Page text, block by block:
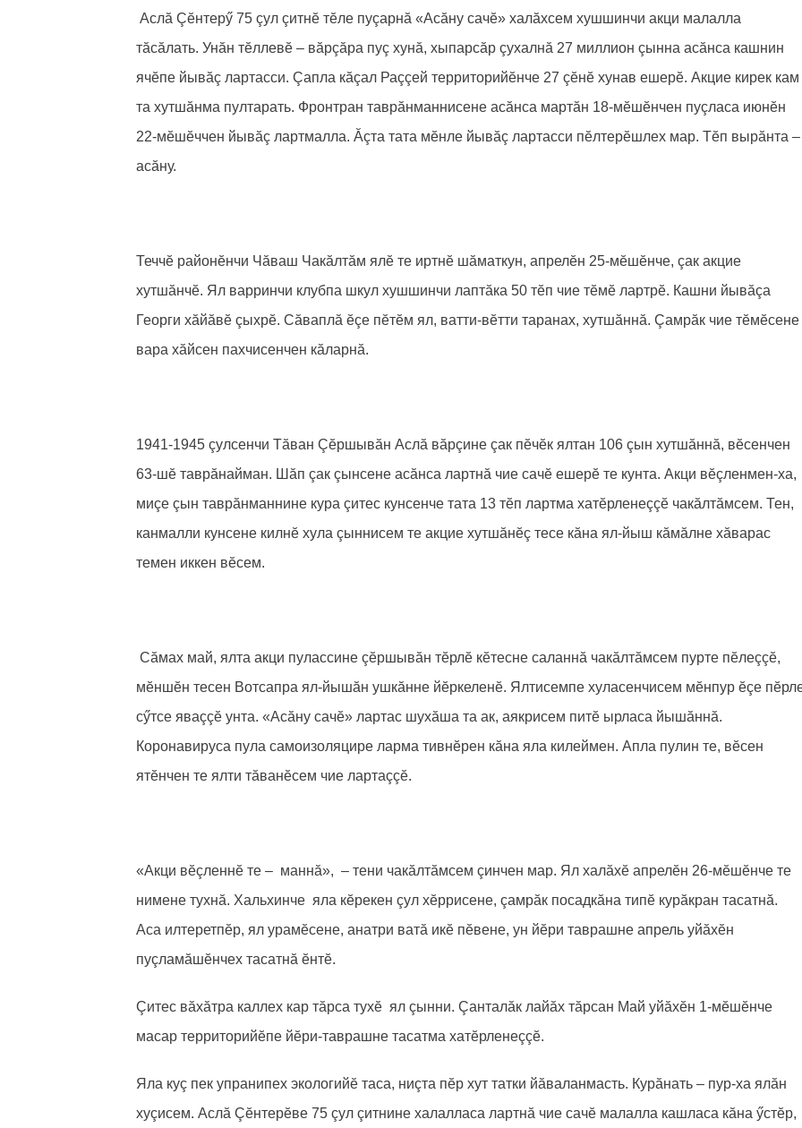
Аслă Çӗнтерӳ 75 çул çитнӗ тӗле пуçарнă «Асăну сачӗ» халăхсем хушшинчи акци малалла
тăсăлать. Унăн тӗллевӗ – вăрçăра пуç хунă, хыпарсăр çухалнă 27 миллион çынна асăнса кашнин
ячӗпе йывăç лартасси. Çапла кăçал Раççей территорийӗнче 27 çӗнӗ хунав ешерӗ. Акцие кирек кам
та хутшăнма пултарать. Фронтран таврăнманнисене асăнса мартăн 18-мӗшӗнчен пуçласа июнӗн
22-мӗшӗччен йывăç лартмалла. Ăçта тата мӗнле йывăç лартасси пӗлтерӗшлех мар. Тӗп вырăнта –
асăну.
Теччӗ районӗнчи Чăваш Чакăлтăм ялӗ те иртнӗ шăматкун, апрелӗн 25-мӗшӗнче, çак акцие
хутшăнчӗ. Ял варринчи клубпа шкул хушшинчи лаптăка 50 тӗп чие тӗмӗ лартрӗ. Кашни йывăçа
Георги хăйăвӗ çыхрӗ. Сăваплă ӗçе пӗтӗм ял, ватти-вӗтти таранах, хутшăннă. Çамрăк чие тӗмӗсене
вара хăйсен пахчисенчен кăларнă.
1941-1945 çулсенчи Тăван Çӗршывăн Аслă вăрçине çак пӗчӗк ялтан 106 çын хутшăннă, вӗсенчен
63-шӗ таврăнайман. Шăп çак çынсене асăнса лартнă чие сачӗ ешерӗ те кунта. Акци вӗçленмен-ха,
миçе çын таврăнманнине кура çитес кунсенче тата 13 тӗп лартма хатӗрленеççӗ чакăлтăмсем. Тен,
канмалли кунсене килнӗ хула çыннисем те акцие хутшăнӗç тесе кăна ял-йыш кăмăлне хăварас
темен иккен вӗсем.
Сăмах май, ялта акци пулассине çӗршывăн тӗрлӗ кӗтесне саланнă чакăлтăмсем пурте пӗлеççӗ,
мӗншӗн тесен Вотсапра ял-йышăн ушкăнне йӗркеленӗ. Ялтисемпе хуласенчисем мӗнпур ӗçе
сӳтсе яваççӗ унта. «Асăну сачӗ» лартас шухăша та ак, аякрисем питӗ ырласа йышăннă.
Коронавируса пула самоизоляцире ларма тивнӗрен кăна яла килеймен. Апла пулин те, вӗсен
ятӗнчен те ялти тăванӗсем чие лартаççӗ.
«Акци вӗçленнӗ те – маннă», – тени чакăлтăмсем çинчен мар. Ял халăхӗ апрелӗн 26-мӗшӗнче те
нимене тухнă. Хальхинче яла кӗрекен çул хӗррисене, çамрăк посадкăна типӗ курăкран тасатнă.
Аса илтеретпӗр, ял урамӗсене, анатри ватă икӗ пӗвене, ун йӗри таврашне апрель уйăхӗн
пуçламăшӗнчех тасатнă ӗнтӗ.
Çитес вăхăтра каллех кар тăрса тухӗ ял çынни. Çанталăк лайăх тăрсан Май уйăхӗн 1-мӗшӗнче
масар территорийӗпе йӗри-таврашне тасатма хатӗрленеççӗ.
Яла куç пек упранипех экологийӗ таса, ниçта пӗр хут татки йăваланмасть. Курăнать – пур-ха ялăн
хуçисем. Аслă Çӗнтерӗве 75 çул çитнине халалласа лартнă чие сачӗ малалла кашласа кăна ӳстӗр,